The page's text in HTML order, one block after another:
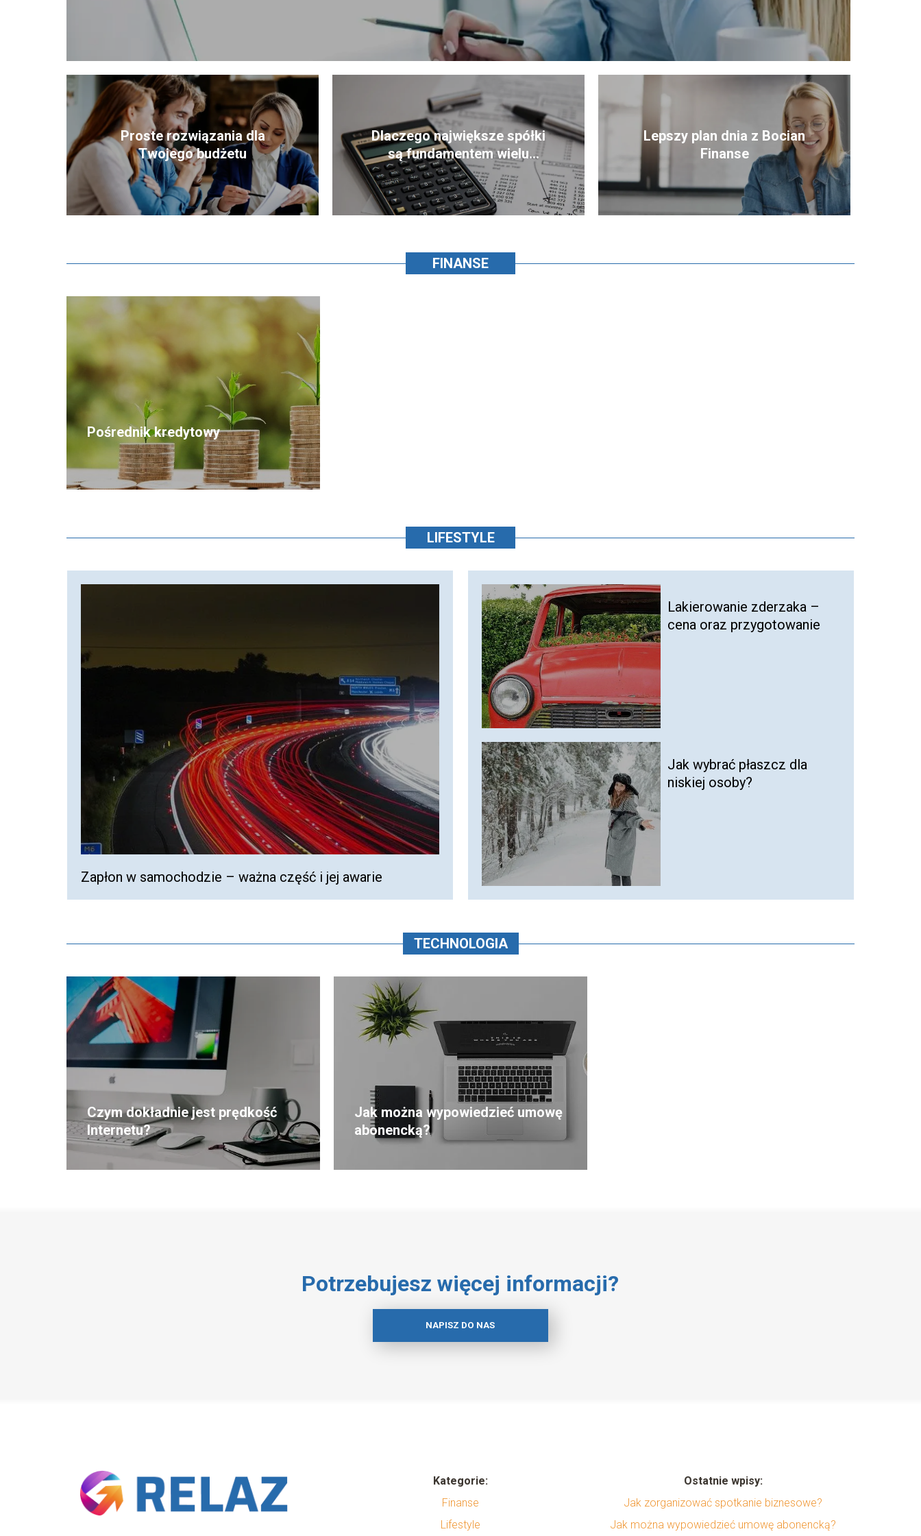
Proste rozwiązania dla
Twojego budżetu
Dlaczego największe spółki
są fundamentem wielu
portfeli inwestycyjnych?
Lepszy plan dnia z Bocian
Finanse
FINANSE
Pośrednik kredytowy
LIFESTYLE
Zapłon w samochodzie – ważna część i jej awarie
Lakierowanie zderzaka –
cena oraz przygotowanie
Jak wybrać płaszcz dla
niskiej osoby?
TECHNOLOGIA
Czym dokładnie jest prędkość
Internetu?
Jak można wypowiedzieć umowę
abonencką?
Potrzebujesz więcej informacji?
NAPISZ DO NAS
Kategorie:
Finanse
Lifestyle
Ostatnie wpisy:
Jak zorganizować spotkanie biznesowe?
Jak można wypowiedzieć umowę abonencką?